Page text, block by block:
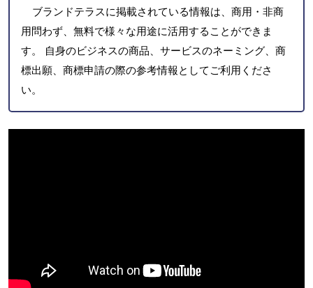
ブランドテラスに掲載されている情報は、商用・非商
用問わず、無料で様々な用途に活用することができま
す。 自身のビジネスの商品、サービスのネーミング、商
標出願、商標申請の際の参考情報としてご利用くださ
い。